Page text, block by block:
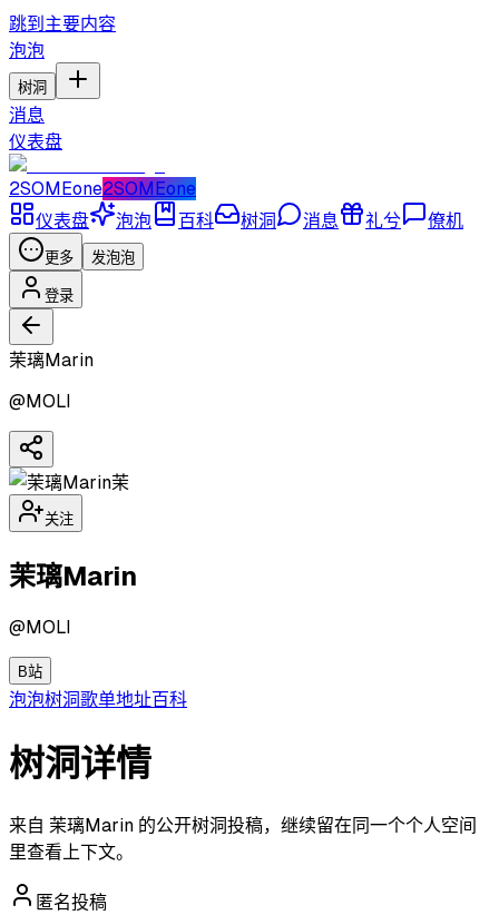
跳到主要内容
泡泡
树洞
消息
仪表盘
2SOMEone2SOMEone
仪表盘
泡泡 百科 树洞 消息 礼兮 僚机
更多 发泡泡
登录
茉璃Marin
@MOLI
茉
关注
茉璃Marin
@MOLI
B站
泡泡树洞歌单地址百科
树洞详情
来自 茉璃Marin 的公开树洞投稿，继续留在同一个个人空间
里查看上下文。
匿名投稿